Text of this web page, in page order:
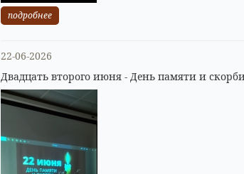
подробнее
22-06-2026
Двадцать второго июня - День памяти и